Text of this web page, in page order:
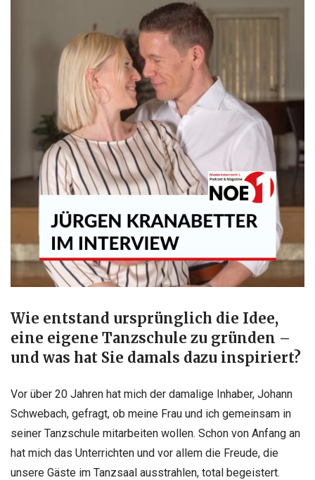
Wie entstand ursprünglich die Idee,
eine eigene Tanzschule zu gründen –
und was hat Sie damals dazu inspiriert?
Vor über 20 Jahren hat mich der damalige Inhaber, Johann
Schwebach, gefragt, ob meine Frau und ich gemeinsam in
seiner Tanzschule mitarbeiten wollen. Schon von Anfang an
hat mich das Unterrichten und vor allem die Freude, die
unsere Gäste im Tanzsaal ausstrahlen, total begeistert.